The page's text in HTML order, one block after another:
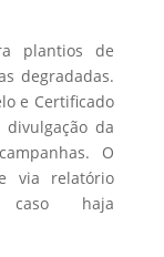
plantios de
degradadas.
e Certificado
da
O
via relatório
caso haja